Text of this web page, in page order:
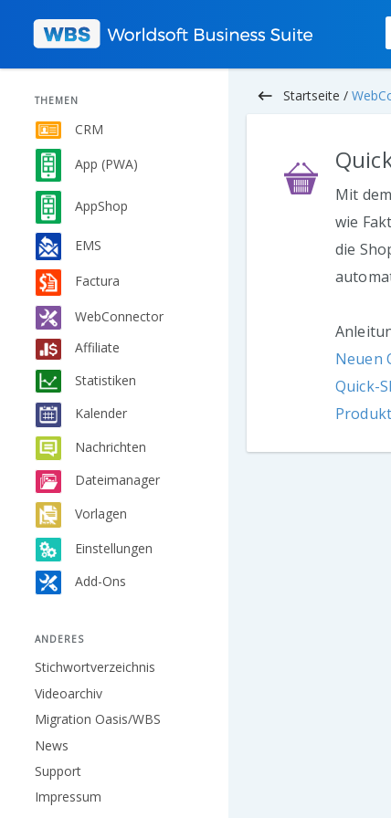
THEMEN
CRM
App (PWA)
AppShop
EMS
Factura
WebConnector
Affiliate
Statistiken
Kalender
Nachrichten
Dateimanager
Vorlagen
Einstellungen
Add-Ons
ANDERES
Stichwortverzeichnis
Videoarchiv
Migration Oasis/WBS
News
Support
Impressum
keyboard_backspace Startseite /
Mit
wie
die
Neuen
Quick-